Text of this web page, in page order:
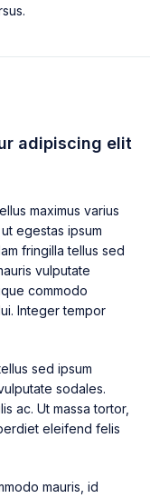
adipiscing elit
maximus varius
egestas ipsum
fringilla tellus sed
vulputate
commodo
Integer tempor
sed ipsum
sodales.
ac. Ut massa tortor,
eleifend felis
mauris, id